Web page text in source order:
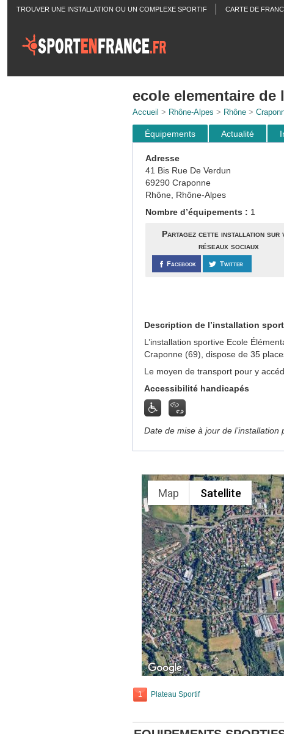
TROUVER UNE INSTALLATION OU UN COMPLEXE SPORTIF CARTE DE
ecole elementaire de
Accueil > Rhône-Alpes > Rhône>
Équipements Actualité
Adresse
41 Bis Rue De Verdun
69290 Craponne
Rhône, Rhône-Alpes
Nombre d’équipements : 1
Partagez cette installation sur
réseaux sociaux
Facebook Twitter
Description de l’installation
L’installation sportive Ecole
Craponne (69), dispose de 35
Le moyen de transport pour y
Accessibilité handicapés
Date de mise à jour de l’installation
Map Satellite
1 Plateau Sportif